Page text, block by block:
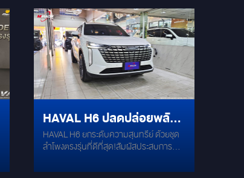
เสียงชัด ใส รายละเอียดดี แม่เหล็ก
Neodymium Magnet น้ำหนักเบา แต่พลัง
เสียงจัดเต็ม รองรับกำลังขับสูงสุด 60W
ตอบสนองความถี่กว้าง 65Hz - 20KHz
เสริมคุณภาพเสียงให้แน่นยิ่งขึ้นด้วย แดมป์
Mercury Gold ครบ 4 บานประตู ลดเสียง
รบกวน เพิ่มมิติเสียง ติดตั้งง่าย เสียงดี
เหมือนได้รถใหม่! สอบถามหรือจองคิวติดตั้ง
HAVAL H6 ปลดปล่อยพลัง
เสียงที่ซ่อนอยู่! ด้วยการอัป
เกรดเสียงจาก MERCURY
HAVAL H6 ยกระดับความสุนทรีย์ ด้วยชุด
ลำโพงตรงรุ่นที่ดีที่สุด!สัมผัสประสบการณ์
Mercury ที่ออกแบบมาเพื่อมิติเสียงที่